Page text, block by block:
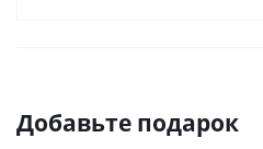
Добавьте подарок